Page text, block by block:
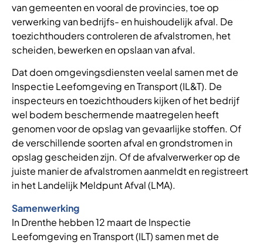
van gemeenten en vooral de provincies, toe op
verwerking van bedrijfs- en huishoudelijk afval. De
toezichthouders controleren de afvalstromen, het
scheiden, bewerken en opslaan van afval.
Dat doen omgevingsdiensten veelal samen met de
Inspectie Leefomgeving en Transport (IL&T). De
inspecteurs en toezichthouders kijken of het bedrijf
wel bodem beschermende maatregelen heeft
genomen voor de opslag van gevaarlijke stoffen. Of
de verschillende soorten afval en grondstromen in
opslag gescheiden zijn. Of de afvalverwerker op de
juiste manier de afvalstromen aanmeldt en registreert
in het Landelijk Meldpunt Afval (LMA).
Samenwerking
In Drenthe hebben 12 maart de Inspectie
Leefomgeving en Transport (ILT) samen met de